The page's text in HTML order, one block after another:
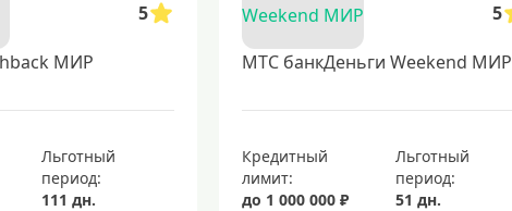
5
МИР
Льготный
период:
111 дн.
5
МТС банкДеньги Weekend МИР
Кредитный
лимит:
до 1 000 000 ₽
Льготный
период:
51 дн.